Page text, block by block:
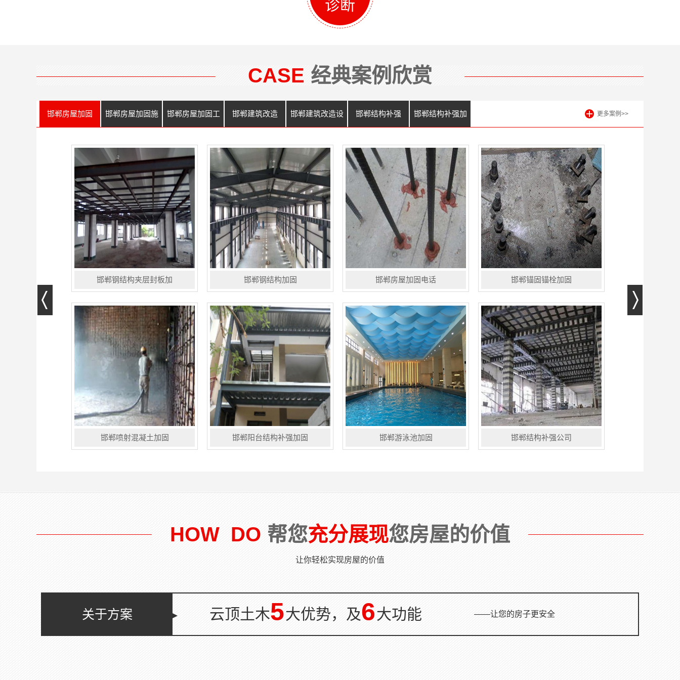
诊断
CASE 经典案例欣赏
邯郸房屋加固 邯郸房屋加固施 邯郸房屋加固工 邯郸建筑改造 邯郸建筑改造设 邯郸结构补强 邯郸结构补强加 更多案例>>
邯郸钢结构夹层封板加
钢结构夹层是在楼层净高过高的住
宅、办公楼、厂房、场馆等建筑的楼
层中采用搭建钢结构组合楼板的形
式，使--层变为两层,即合理的利用空
间增加使用的面积,又不会对原件的...
邯郸钢结构加固
钢结构加固加设支撑以增加刚度，或
调整结构的自振频率，以提高结构的
抗震性能。增设支撑或辅助杆件，以
减少构件的长细比，提高构件稳定
性。重点加强某一构件的刚度，以承
受...
邯郸房屋加固电话
植筋是指在混凝土梁、板、柱、墙体
等基材上钻孔，待清孔完毕，丙酮清
洗后注入高强植筋胶，再插入钢筋，
胶固后将钢筋与基材粘接为一体，是
加固补强行业较常用的一种建筑技
术...
邯郸锚固锚栓加固
化学锚固主要是利用高强度锚固用结
构胶，使钢筋或螺杆等与混凝土牢固
地粘结为一体，在符合规范施工的前
提下，锚固钢筋的抗拉强度可达到设
计要求，接近预埋钢筋的性能。钢
筋...
邯郸喷射混凝土加固 邯郸阳台结构补强加固 邯郸游泳池加固
面...
邯郸结构补强公司
底...
HOW DO 帮您充分展现您房屋的价值
让你轻松实现房屋的价值
关于方案 云顶土木5大优势，及6大功能 ——让您的房子更安全